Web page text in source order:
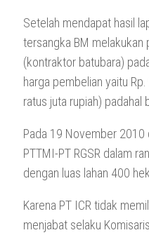
Setelah mendapat hasil
tersangka BM melakukan
(kontraktor batubara)
harga pembelian yaitu
ratus juta rupiah) padahal
Pada 19 November 2010
PTTMI-PT RGSR dalam
dengan luas lahan 400
Karena PT ICR tidak
menjabat selaku